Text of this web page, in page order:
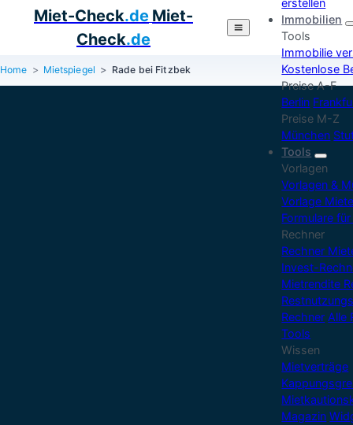
Miet-Check.de Miet-
Check.de
erstellen
Immobilien
Tools
Immobilie
Kostenlose
Preise A-F
Berlin
Preise M-Z
München
Tools
Vorlagen
Vorlagen &
Vorlage
Formulare
Rechner
Rechner
Invest-
Mietrendite
Rechner Alle
Tools
Wissen
Mietverträge
Magazin
Home Mietspiegel Rade bei Fitzbek